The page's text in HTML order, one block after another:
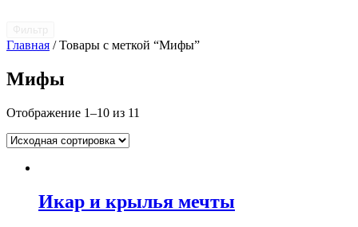
Главная / Товары с меткой “Мифы”
Мифы
Отображение 1–10 из 11
Икар и крылья мечты